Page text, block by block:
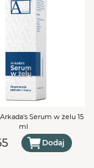
Serum w żelu 15
ml
Dodaj